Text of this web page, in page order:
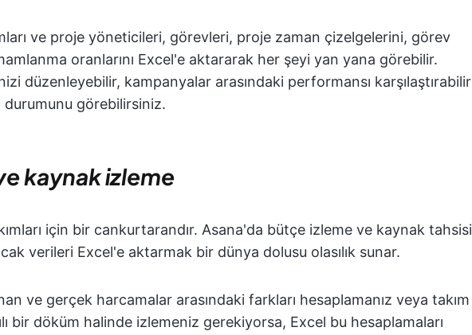
ve proje yöneticileri, görevleri, proje zaman çizelgelerini, görev
oranlarını Excel'e aktararak her şeyi yan yana görebilir.
düzenleyebilir, kampanyalar arasındaki performansı karşılaştırabilir
görebilirsiniz.
kaynak izleme
için bir cankurtarandır. Asana'da bütçe izleme ve kaynak tahsisi
verileri Excel'e aktarmak bir dünya dolusu olasılık sunar.
ve gerçek harcamalar arasındaki farkları hesaplamanız veya takım
bir döküm halinde izlemeniz gerekiyorsa, Excel bu hesaplamaları